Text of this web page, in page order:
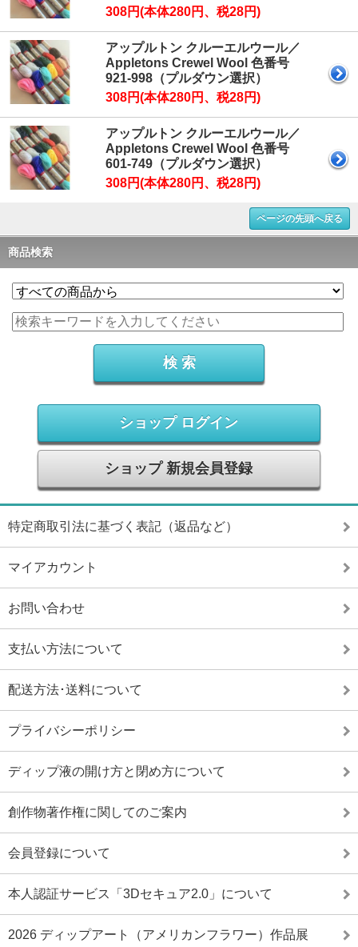
308円(本体280円、税28円)
アップルトン クルーエルウール／
Appletons Crewel Wool 色番号
921-998（プルダウン選択）
308円(本体280円、税28円)
アップルトン クルーエルウール／
Appletons Crewel Wool 色番号
601-749（プルダウン選択）
308円(本体280円、税28円)
ページの先頭へ戻る
商品検索
ショップ ログイン
ショップ 新規会員登録
特定商取引法に基づく表記（返品など）
マイアカウント
お問い合わせ
支払い方法について
配送方法･送料について
プライバシーポリシー
ディップ液の開け方と閉め方について
創作物著作権に関してのご案内
会員登録について
本人認証サービス「3Dセキュア2.0」について
2026 ディップアート（アメリカンフラワー）作品展